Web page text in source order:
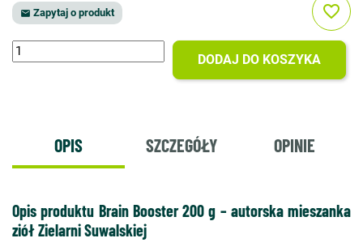
 Zapytaj o produkt
DODAJ DO KOSZYKA
favorite_border
OPIS SZCZEGÓŁY OPINIE
Opis produktu Brain Booster 200 g – autorska mieszanka
ziół Zielarni Suwalskiej